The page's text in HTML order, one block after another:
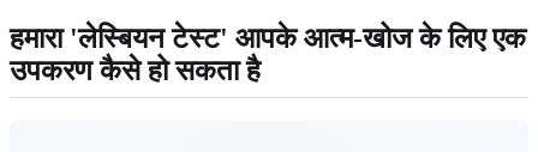
हमारा 'लेस्बियन टेस्ट' आपके आत्म-खोज के लिए एक
उपकरण कैसे हो सकता है